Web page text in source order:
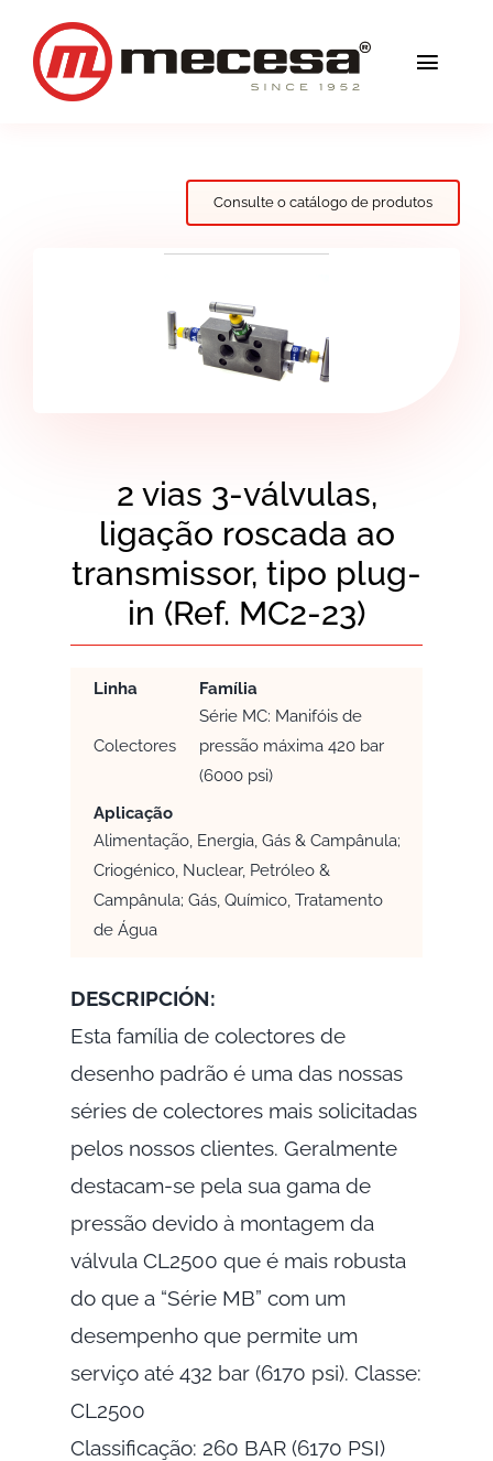
content
Consulte o catálogo de produtos
2 vias 3-válvulas,
ligação roscada ao
transmissor, tipo plug-
in (Ref. MC2-23)
Linha Família
Colectores
Série MC: Manifóis de
pressão máxima 420 bar
(6000 psi)
Aplicação
Alimentação, Energia, Gás & Campânula;
Criogénico, Nuclear, Petróleo &
Campânula; Gás, Químico, Tratamento
de Água
DESCRIPCIÓN:
Esta família de colectores de
desenho padrão é uma das nossas
séries de colectores mais solicitadas
pelos nossos clientes. Geralmente
destacam-se pela sua gama de
pressão devido à montagem da
válvula CL2500 que é mais robusta
do que a “Série MB” com um
desempenho que permite um
serviço até 432 bar (6170 psi). Classe:
CL2500
Classificação: 260 BAR (6170 PSI)